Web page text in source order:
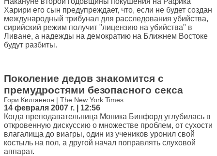
Харири его сын предупреждает, что, если не будет создан
международный трибунал для расследования убийства,
сирийский режим получит "лицензию на убийства" в
Ливане, а надежды на демократию на Ближнем Востоке
будут разбиты.
Поколение дедов знакомится с
премудростями безопасного секса
Гори Килганнон | The New York Times
14 февраля 2007 г. | 12:56
Когда преподавательница Моника Бинфорд углубилась в
откровенную дискуссию о множестве проблем, от сухости
влагалища до виагры, один из учеников уронил свой
костыль на пол, а другой начал поправлять слуховой
аппарат.